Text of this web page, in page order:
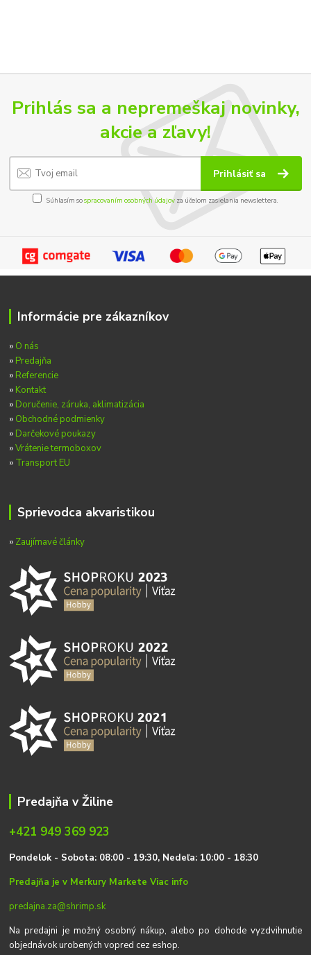
Prihlás sa a nepremeškaj novinky,
akcie a zľavy!
Prihlásiť sa
Súhlasím sospracovaním osobných údajov za účelom zasielania newslettera.
Informácie pre zákazníkov
» O nás
» Predajňa
» Referencie
» Kontakt
» Doručenie, záruka, aklimatizácia
» Obchodné podmienky
» Darčekové poukazy
»Vrátenie termoboxov
» Transport EU
Sprievodca akvaristikou
» Zaujímavé články
Predajňa v Žiline
+421 949 369 923
Pondelok - Sobota: 08:00 - 19:30, Nedeľa: 10:00 - 18:30
Predajňa je v Merkury MarketeViac info
predajna.za@shrimp.sk
Na predajni je možný osobný nákup, alebo po dohode vyzdvihnutie
objednávok urobených vopred cez eshop.